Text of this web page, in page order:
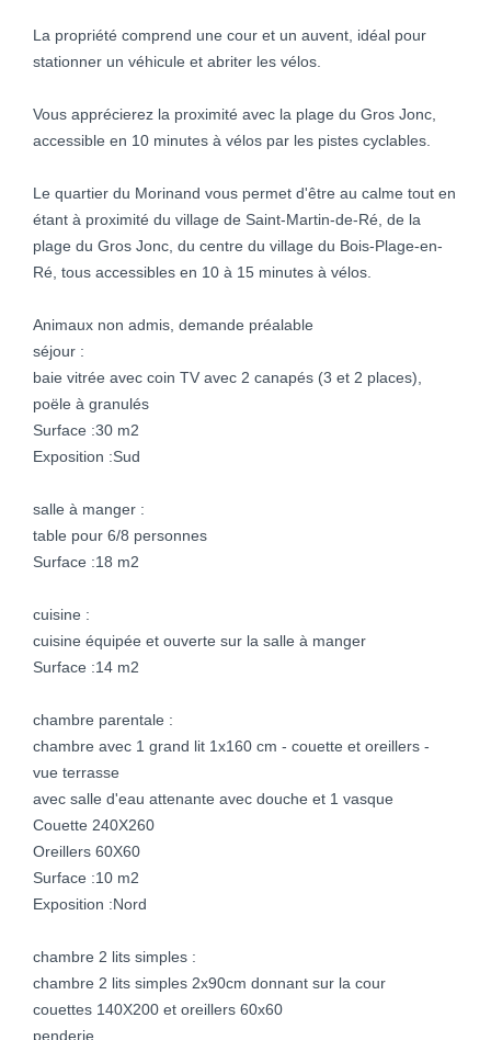
La propriété comprend une cour et un auvent, idéal pour
stationner un véhicule et abriter les vélos.
Vous apprécierez la proximité avec la plage du Gros Jonc,
accessible en 10 minutes à vélos par les pistes cyclables.
Le quartier du Morinand vous permet d'être au calme tout en
étant à proximité du village de Saint-Martin-de-Ré, de la
plage du Gros Jonc, du centre du village du Bois-Plage-en-
Ré, tous accessibles en 10 à 15 minutes à vélos.
Animaux non admis, demande préalable
séjour :
baie vitrée avec coin TV avec 2 canapés (3 et 2 places),
poële à granulés
Surface :30 m2
Exposition :Sud
salle à manger :
table pour 6/8 personnes
Surface :18 m2
cuisine :
cuisine équipée et ouverte sur la salle à manger
Surface :14 m2
chambre parentale :
chambre avec 1 grand lit 1x160 cm - couette et oreillers -
vue terrasse
avec salle d'eau attenante avec douche et 1 vasque
Couette 240X260
Oreillers 60X60
Surface :10 m2
Exposition :Nord
chambre 2 lits simples :
chambre 2 lits simples 2x90cm donnant sur la cour
couettes 140X200 et oreillers 60x60
penderie